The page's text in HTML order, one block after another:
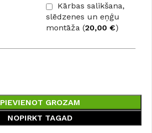
Kārbas salikšana,
slēdzenes un eņģu
montāža (20,00 €)
PIEVIENOT GROZAM
NOPIRKT TAGAD